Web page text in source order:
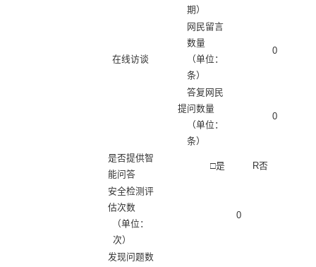
在线访谈
期）
网民留言
数量
（单位：
条）
0
答复网民
提问数量
（单位：
条）
0
是否提供智
能问答
□是 R否
安全检测评
估次数
（单位：
次）
0
发现问题数